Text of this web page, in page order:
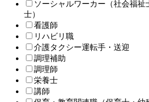
ソーシャルワーカー（社会福祉
士）
看護師
リハビリ職
介護タクシー運転手・送迎
調理補助
調理師
栄養士
講師